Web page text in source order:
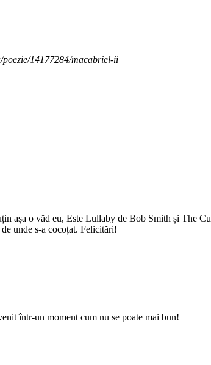
14177284/macabriel-ii
așa o văd eu, Este Lullaby de Bob Smith și The
unde s-a cocoțat. Felicitări!
într-un moment cum nu se poate mai bun!